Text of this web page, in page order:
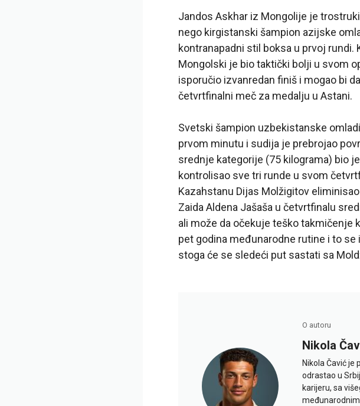
Jandos Askhar iz Mongolije je
nego kirgistanski šampion azijske
kontranapadni stil boksa u prvoj
Mongolski je bio taktički bolji u svom
isporučio izvanredan finiš i mogao bi
četvrtfinalni meč za medalju u Astani.
Svetski šampion uzbekistanske
prvom minutu i sudija je prebrojao
srednje kategorije (75 kilograma) bio
kontrolisao sve tri runde u svom
Kazahstanu Dijas Molžigitov
Zaida Aldena Jašaša u četvrtfinalu
ali može da očekuje teško takmičenje
pet godina međunarodne rutine i to
stoga će se sledeći put sastati sa
O autoru
Nikola
Nikola Čavić
odrastao u
karijeru, sa